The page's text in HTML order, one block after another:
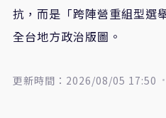
抗，而是「跨陣營重組型選
全台地方政治版圖。
更新時間：2026/08/05 17:50